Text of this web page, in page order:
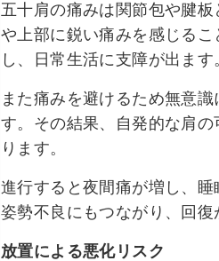
五十肩の痛みは関節包や腱
や上部に鋭い痛みを感じる
し、日常生活に支障が出ます
また痛みを避けるため無意
す。その結果、自発的な肩
ります。
進行すると夜間痛が増し、
姿勢不良にもつながり、回復
放置による悪化リスク